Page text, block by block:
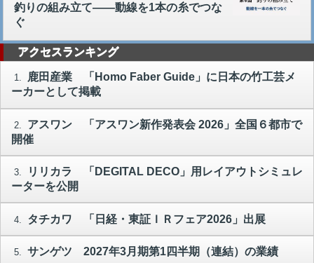
釣りの組み立て――動線を1本の糸でつな
ぐ
アクセスランキング
1.
鹿田産業 「Homo Faber Guide」に日本の竹工芸メ
ーカーとして掲載
2.
アスワン 「アスワン新作発表会 2026」全国６都市で
開催
3.
リリカラ 「DEGITAL DECO」用レイアウトシミュレ
ーターを公開
4. タチカワ 「日経・東証ＩＲフェア2026」出展
5. サンゲツ 2027年3月期第1四半期（連結）の業績